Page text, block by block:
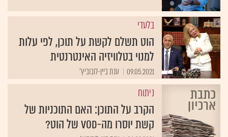
בלעדי
הוט תשלם לקשת על תוכן, לפי עלות
למנוי בטלוויזיה האינטרנטית
09.05.2021 ענת ביין-לובוביץ'
ניתוח
הקרב על התוכן: האם התוכניות של
קשת יוסרו מה-VOD של הוט?